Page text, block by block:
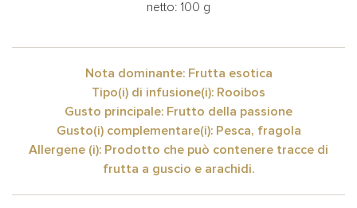
netto: 100 g
Nota dominante: Frutta esotica
Tipo(i) di infusione(i): Rooibos
Gusto principale: Frutto della passione
Gusto(i) complementare(i): Pesca, fragola
Allergene (i): Prodotto che può contenere tracce di
frutta a guscio e arachidi.